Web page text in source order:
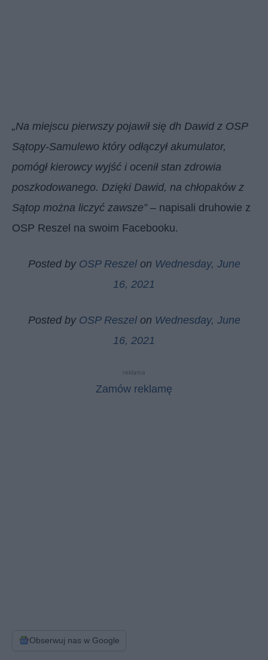
„Na miejscu pierwszy pojawił się dh Dawid z OSP
Sątopy-Samulewo który odłączył akumulator,
pomógł kierowcy wyjść i ocenił stan zdrowia
poszkodowanego. Dzięki Dawid, na chłopaków z
Sątop można liczyć zawsze”– napisali druhowie z
OSP Reszel na swoim Facebooku.
Posted by OSP Reszelon Wednesday, June
16, 2021
Posted by OSP Reszelon Wednesday, June
16, 2021
reklama
Zamów reklamę
Obserwuj nas w Google